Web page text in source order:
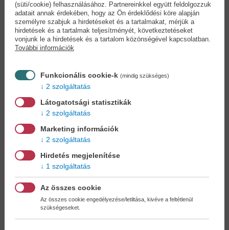
Az igazi - The one
/A...
Kiera Cass
10,89 €9,90 €
Az elit /A párválasztó
2.
Kiera Cass
(süti/cookie) felhasználásához. Partnereinkkel együtt feldolgozzuk
adatait annak érdekében, hogy az Ön érdeklődési köre alapján
személyre szabjuk a hirdetéseket és a tartalmakat, mérjük a
hirdetések és a tartalmak teljesítményét, következtetéseket
vonjunk le a hirdetések és a tartalom közönségével kapcsolatban.
További információk
Funkcionális cookie-k (mindig szükséges)
2 szolgáltatás
Látogatotsági statisztikák
2 szolgáltatás
Marketing információk
2 szolgáltatás
Hirdetés megjelenítése
1 szolgáltatás
Az összes cookie
Az összes cookie engedélyezése/letiltása, kivéve a feltétlenül
szükségeseket.